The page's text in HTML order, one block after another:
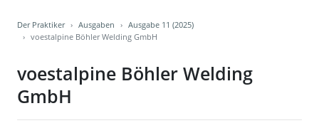
Der Praktiker Ausgaben
Ausgabe 11 (2025)
voestalpine Böhler Welding GmbH
voestalpine Böhler Welding
GmbH